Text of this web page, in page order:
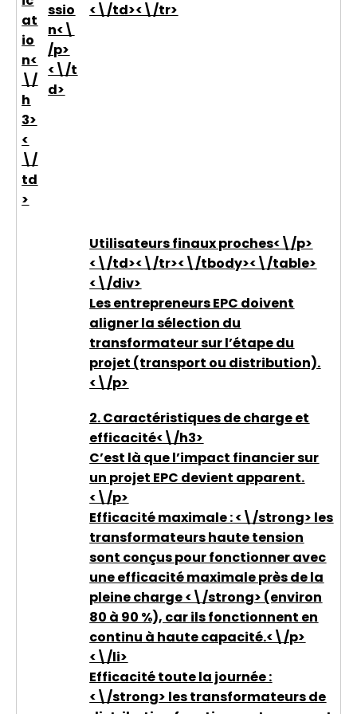
at
io
n<
\/
h
3>
<
\/
td
>
ssio
n<\
/p>
<\/t
d>
<\/td><\/tr>
Utilisateurs finaux proches<\/p>
<\/td><\/tr><\/tbody><\/table>
<\/div>
Les entrepreneurs EPC doivent
aligner la sélection du
transformateur sur l’étape du
projet (transport ou distribution).
<\/p>
2. Caractéristiques de charge et
efficacité<\/h3>
C’est là que l’impact financier sur
un projet EPC devient apparent.
<\/p>
Efficacité maximale : <\/strong> les
transformateurs haute tension
sont conçus pour fonctionner avec
une efficacité maximale prèsde la
pleine charge <\/strong> (environ
80 à 90 %), car ils fonctionnent en
continu à haute capacité.<\/p>
<\/li>
Efficacité toute la journée :
<\/strong> les transformateurs de